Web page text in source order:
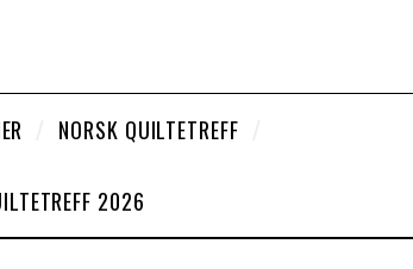
NORSK QUILTETREFF
2026